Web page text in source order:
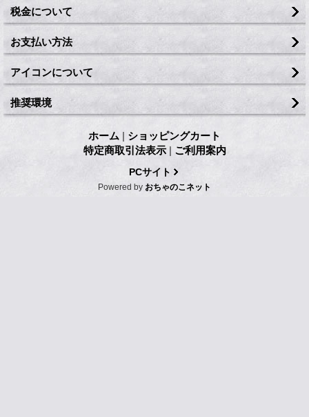
税金について
お支払い方法
アイコンについて
推奨環境
ホーム | ショッピングカート
特定商取引法表示 | ご利用案内
PCサイト
Powered by おちゃのこネット